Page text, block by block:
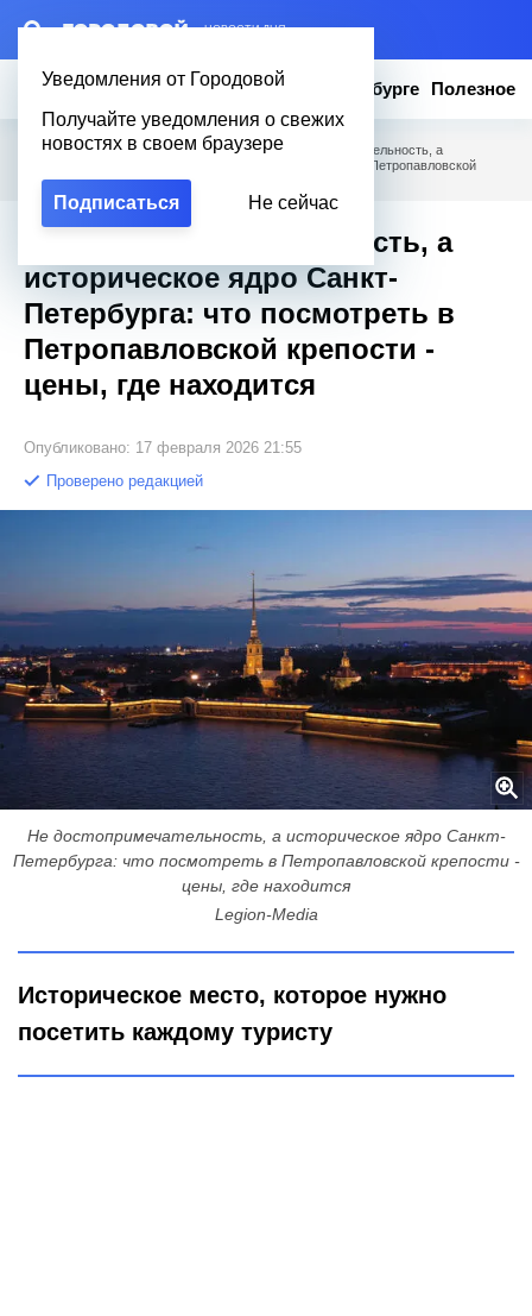
– НОВОСТИ ДНЯ
Уведомления от Городовой
Получайте уведомления о свежих
новостях в своем браузере
Подписаться Не сейчас
Новости Эксклюзив Вопросы о Петербурге Полезное
Городовой Вопросы о Петербурге / Не достопримечательность, а
историческое ядро Санкт-Петербурга: что посмотреть в Петропавловской
крепости - цены, где находится
Не достопримечательность, а
историческое ядро Санкт-
Петербурга: что посмотреть в
Петропавловской крепости -
цены, где находится
Опубликовано: 17 февраля 2026 21:55
Проверено редакцией
Не достопримечательность, а историческое ядро Санкт-
Петербурга: что посмотреть в Петропавловской крепости -
цены, где находится
Legion-Media
Историческое место, которое нужно
посетить каждому туристу